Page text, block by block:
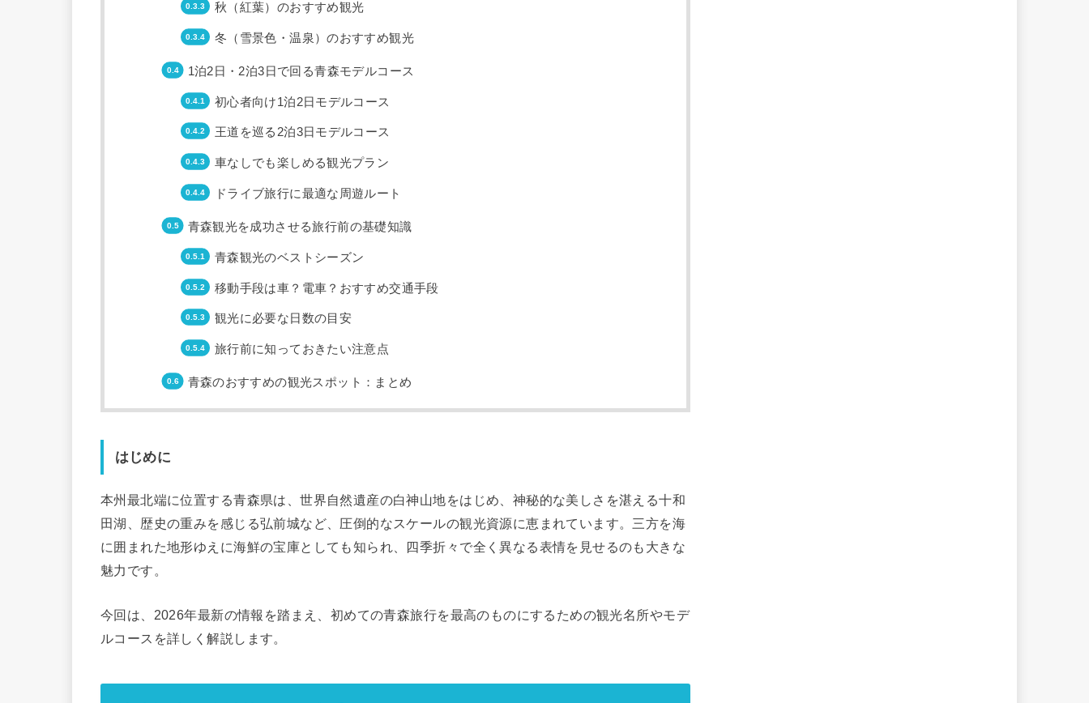
秋（紅葉）のおすすめ観光
冬（雪景色・温泉）のおすすめ観光
1泊2日・2泊3日で回る青森モデルコース
初心者向け1泊2日モデルコース
王道を巡る2泊3日モデルコース
車なしでも楽しめる観光プラン
ドライブ旅行に最適な周遊ルート
青森観光を成功させる旅行前の基礎知識
青森観光のベストシーズン
移動手段は車？電車？おすすめ交通手段
観光に必要な日数の目安
旅行前に知っておきたい注意点
青森のおすすめの観光スポット：まとめ
はじめに
本州最北端に位置する青森県は、世界自然遺産の白神山地をはじめ、神秘的な美しさを湛える十和
田湖、歴史の重みを感じる弘前城など、圧倒的なスケールの観光資源に恵まれています。三方を海
に囲まれた地形ゆえに海鮮の宝庫としても知られ、四季折々で全く異なる表情を見せるのも大きな
魅力です。
今回は、2026年最新の情報を踏まえ、初めての青森旅行を最高のものにするための観光名所やモデ
ルコースを詳しく解説します。